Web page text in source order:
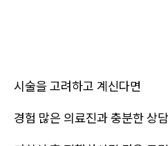
시술을 고려하고 계신다면
경험 많은 의료진과 충분한 상